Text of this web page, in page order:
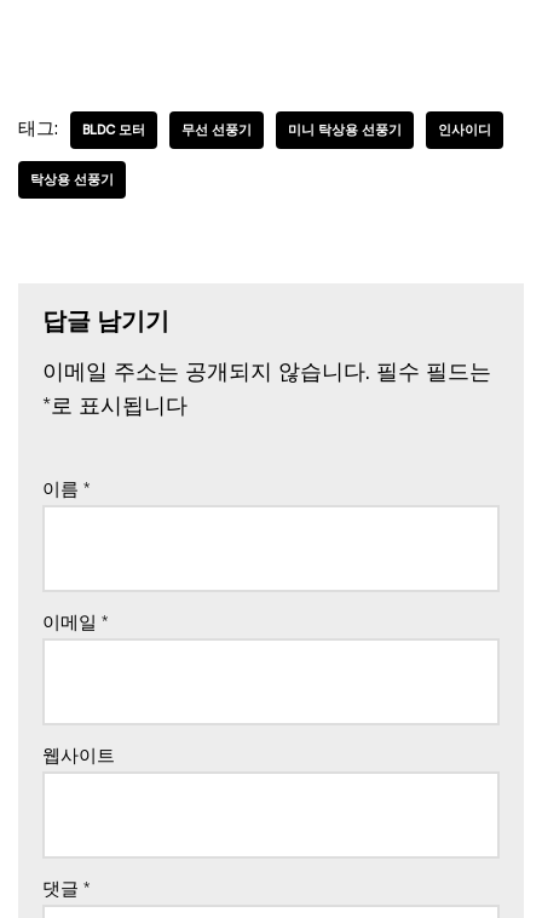
태그: BLDC 모터 무선 선풍기 미니 탁상용 선풍기 인사이디
탁상용 선풍기
답글 남기기
이메일 주소는 공개되지 않습니다. 필수 필드는
*로 표시됩니다
이름 *
이메일 *
웹사이트
댓글 *